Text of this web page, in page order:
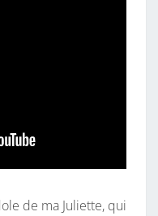
de ma Juliette, qui